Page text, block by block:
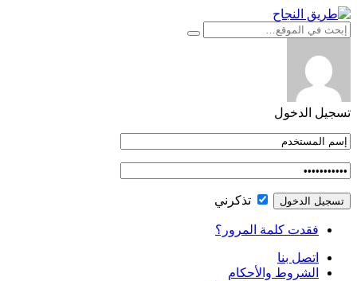
التجاوز
إلى
تسجيل الدخول
تذكرني
فقدت كلمة المرور؟
اتصل بنا
الشروط والأحكام